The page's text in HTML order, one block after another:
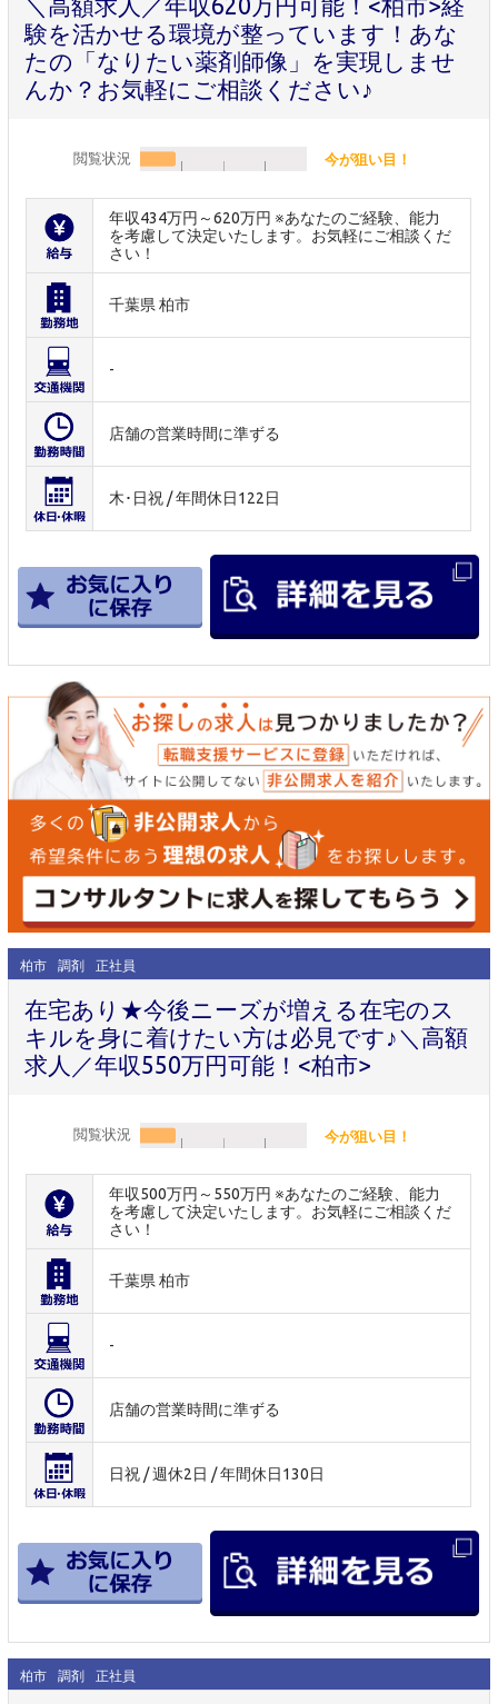
験を活かせる環境が整っています！あな
たの「なりたい薬剤師像」を実現しませ
んか？お気軽にご相談ください♪
閲覧状況 今が狙い目！
年収434万円～620万円 ※あなたのご経験、能力
を考慮して決定いたします。お気軽にご相談くだ
さい！
千葉県 柏市
-
店舗の営業時間に準ずる
木･日祝 / 年間休日122日
柏市 調剤 正社員
在宅あり★今後ニーズが増える在宅のス
キルを身に着けたい方は必見です♪＼高額
求人／年収550万円可能！<柏市>
閲覧状況 今が狙い目！
年収500万円～550万円 ※あなたのご経験、能力
を考慮して決定いたします。お気軽にご相談くだ
さい！
千葉県 柏市
-
店舗の営業時間に準ずる
日祝 / 週休2日 / 年間休日130日
柏市 調剤 正社員